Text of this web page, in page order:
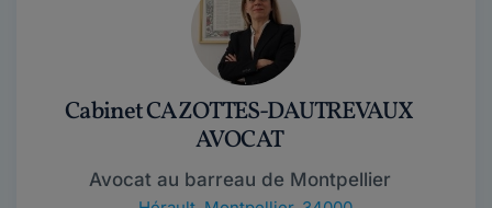
Cabinet CAZOTTES-DAUTREVAUX
AVOCAT
Avocat au barreau de Montpellier